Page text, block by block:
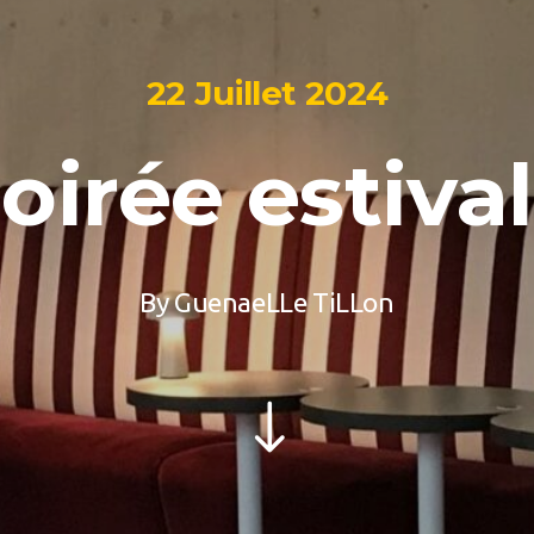
22 Juillet 2024
ByGuenaeLLe TiLLon